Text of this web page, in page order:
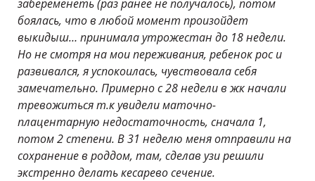
забеременеть (раз ранее не получалось), потом
боялась, что в любой момент произойдет
выкидыш… принимала утрожестан до 18 недели.
Но не смотря на мои переживания, ребенок рос и
развивался, я успокоилась, чувствовала себя
замечательно. Примерно с 28 недели в жк начали
тревожиться т.к увидели маточно-
плацентарную недостаточность, сначала 1,
потом 2 степени. В 31 неделю меня отправили на
сохранение в роддом, там, сделав узи решили
экстренно делать кесарево сечение.